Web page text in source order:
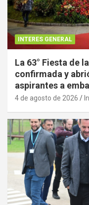
INTERES GENERAL
La 63° Fiesta de
confirmada y
aspirantes a
4 de agosto de 2026